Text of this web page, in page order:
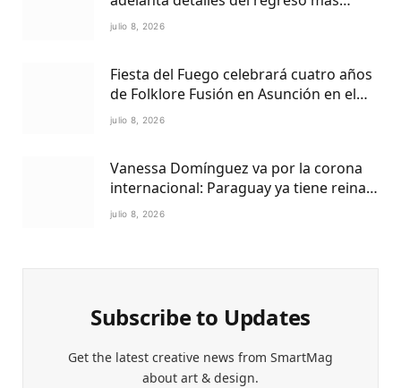
esperado de la televisión paraguaya
julio 8, 2026
Fiesta del Fuego celebrará cuatro años
de Folklore Fusión en Asunción en el
Centro Cultural del Puerto
julio 8, 2026
Vanessa Domínguez va por la corona
internacional: Paraguay ya tiene reina
Petite 2027
julio 8, 2026
Subscribe to Updates
Get the latest creative news from SmartMag
about art & design.